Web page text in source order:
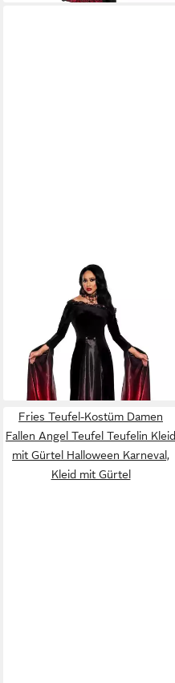
UNDERWRAPS
Vampir-Kostüm Vampirlady -
Horror Halloween Kostüm
Damen, Satinglänzendes Kleid
für düstere Damen
76,99 €
lieferbar - in 2-3 Werktagen bei dir
Fries Teufel-Kostüm Damen
Fallen Angel Teufel Teufelin Kleid
mit Gürtel Halloween Karneval,
Kleid mit Gürtel